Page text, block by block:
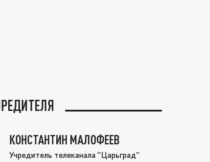
КОНСТАНТИН МАЛОФЕЕВ
Учредитель телеканала "Царьград"